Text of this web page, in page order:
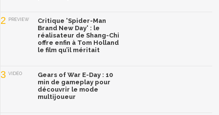
2 PREVIEW
Critique 'Spider-Man
Brand New Day' : le
réalisateur de Shang-Chi
offre enfin à Tom Holland
le film qu’il méritait
3 VIDÉO
Gears of War E-Day : 10
min de gameplay pour
découvrir le mode
multijoueur